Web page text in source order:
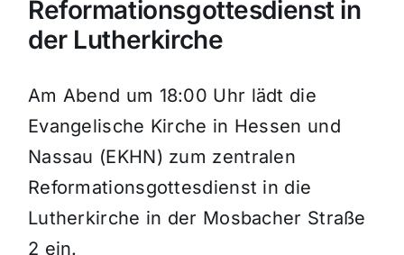
Reformationsgottesdienst in
der Lutherkirche
Am Abend um 18:00 Uhr lädt die
Evangelische Kirche in Hessen und
Nassau (EKHN) zum zentralen
Reformationsgottesdienst in die
Lutherkirche in der Mosbacher Straße
2 ein.